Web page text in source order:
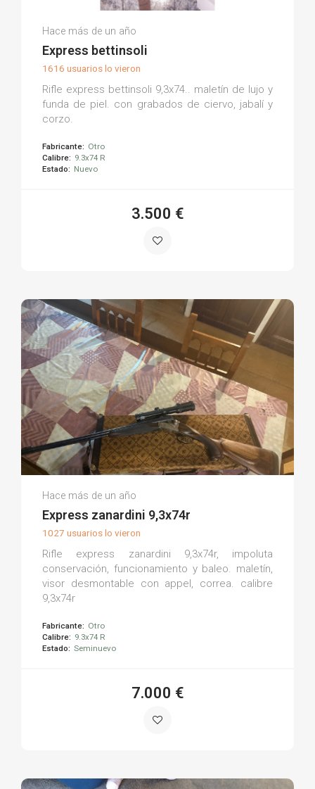
Ricardo M.
Hace más de un año
Express bettinsoli
1616 usuarios lo vieron
Rifle express bettinsoli 9,3x74.. maletín de lujo y
funda de piel. con grabados de ciervo, jabalí y
corzo.
Fabricante: Otro
Calibre: 9.3x74 R
Estado: Nuevo
3.500 €
Eduardo M.
(0)
Hace más de un año
Express zanardini 9,3x74r
1027 usuarios lo vieron
Rifle express zanardini 9,3x74r, impoluta
conservación, funcionamiento y baleo. maletín,
visor desmontable con appel, correa. calibre
9,3x74r
Fabricante: Otro
Calibre: 9.3x74 R
Estado: Seminuevo
7.000 €